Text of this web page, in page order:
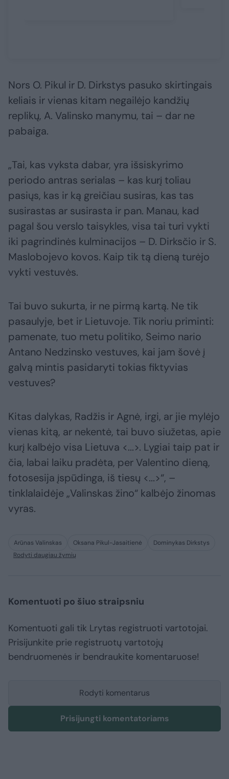
Nors O. Pikul ir D. Dirkstys pasuko skirtingais
keliais ir vienas kitam negailėjo kandžių
replikų, A. Valinsko manymu, tai – dar ne
pabaiga.
„Tai, kas vyksta dabar, yra išsiskyrimo
periodo antras serialas – kas kurį toliau
pasiųs, kas ir ką greičiau susiras, kas tas
susirastas ar susirasta ir pan. Manau, kad
pagal šou verslo taisykles, visa tai turi vykti
iki pagrindinės kulminacijos – D. Dirksčio ir S.
Maslobojevo kovos. Kaip tik tą dieną turėjo
vykti vestuvės.
Tai buvo sukurta, ir ne pirmą kartą. Ne tik
pasaulyje, bet ir Lietuvoje. Tik noriu priminti:
pamenate, tuo metu politiko, Seimo nario
Antano Nedzinsko vestuves, kai jam šovė į
galvą mintis pasidaryti tokias fiktyvias
vestuves?
Kitas dalykas, Radžis ir Agnė, irgi, ar jie mylėjo
vienas kitą, ar nekentė, tai buvo siužetas, apie
kurį kalbėjo visa Lietuva <...>. Lygiai taip pat ir
čia, labai laiku pradėta, per Valentino dieną,
fotosesija įspūdinga, iš tiesų <...>“, –
tinklalaidėje „Valinskas žino“ kalbėjo žinomas
vyras.
Arūnas Valinskas Oksana Pikul-Jasaitienė
Dominykas Dirkstys
Rodyti daugiau žymių
Komentuoti po šiuo straipsniu
Komentuoti gali tik Lrytas registruoti vartotojai.
Prisijunkite prie registruotų vartotojų
bendruomenės ir bendraukite komentaruose!
Rodyti komentarus
Prisijungti komentatoriams